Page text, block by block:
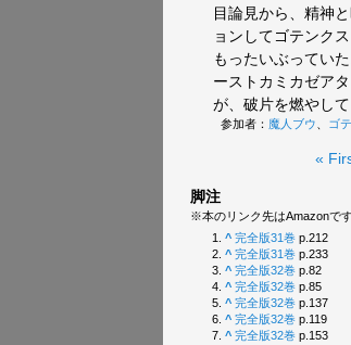
目論見から、精神
ョンしてゴテンク
もったいぶってい
ーストカミカゼア
が、破片を燃やし
参加者： 魔人ブウ ゴ
«
脚注
※本のリンク先はAmazonです
^ 完全版31巻p.212
^ 完全版31巻p.233
^ 完全版32巻p.82
^ 完全版32巻p.85
^ 完全版32巻p.137
^ 完全版32巻p.119
^ 完全版32巻p.153